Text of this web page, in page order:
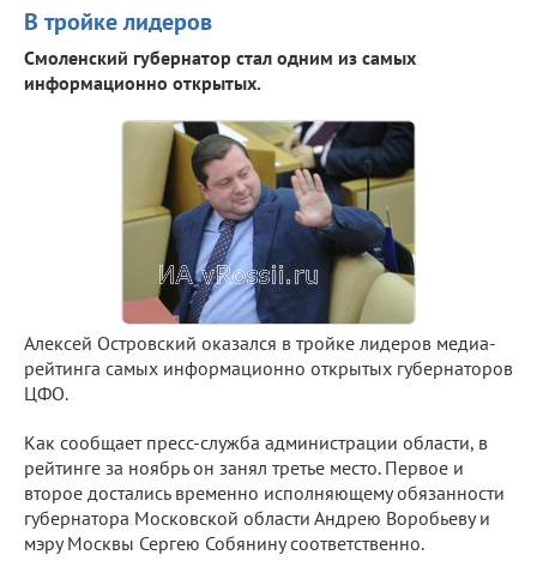
В тройке лидеров
Смоленский губернатор стал одним из самых
информационно открытых.
Алексей Островский оказался в тройке лидеров медиа-
рейтинга самых информационно открытых губернаторов
ЦФО.
Как сообщает пресс-служба администрации области, в
рейтинге за ноябрь он занял третье место. Первое и
второе достались временно исполняющему обязанности
губернатора Московской области Андрею Воробьеву и
мэру Москвы Сергею Собянину соответственно.